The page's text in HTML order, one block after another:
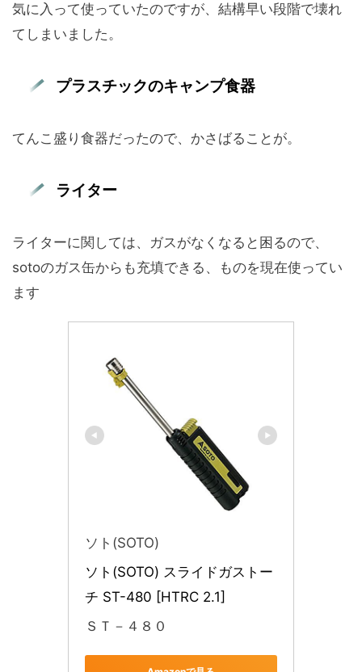
気に入って使っていたのですが、結構早い段階で壊れ
てしまいました。
プラスチックのキャンプ食器
てんこ盛り食器だったので、かさばることが。
ライター
ライターに関しては、ガスがなくなると困るので、
sotoのガス缶からも充填できる、ものを現在使ってい
ます
ソト(SOTO)
ソト(SOTO) スライドガストー
チ ST-480 [HTRC 2.1]
ＳＴ－４８０